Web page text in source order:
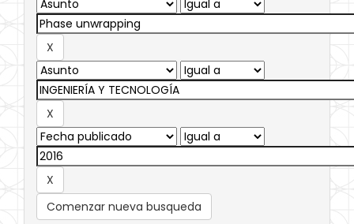
Comenzar nueva busqueda